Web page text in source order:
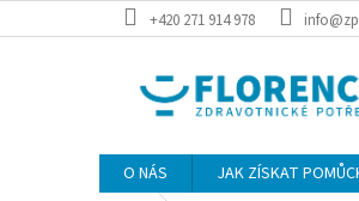
na
+420 271 914 978
O NÁS JAK ZÍSKAT